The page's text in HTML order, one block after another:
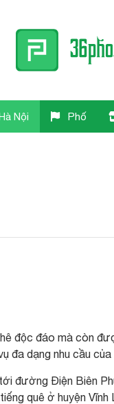
Nội Phố
độc đáo mà còn
đa dạng nhu cầu
đường Điện Biên
quê ở huyện